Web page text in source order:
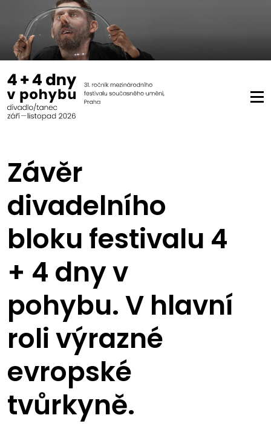
Závěr
divadelního
bloku festivalu 4
+ 4 dny v
pohybu. V hlavní
roli výrazné
evropské
tvůrkyně.